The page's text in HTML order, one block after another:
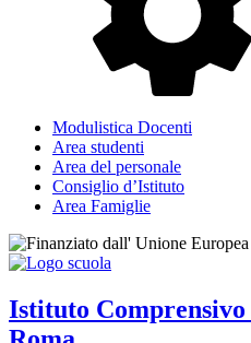
Modulistica Docenti
Area studenti
Area del personale
Consiglio d’Istituto
Area Famiglie
Istituto Comprensivo